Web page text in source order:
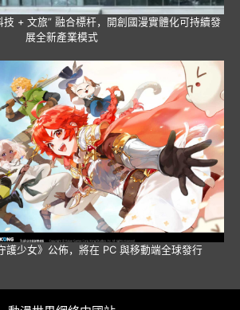
技 + 文旅” 融合標杆，開創國漫實體化可持續發
展全新產業模式
護少女》公佈，將在 PC 與移動端全球發行